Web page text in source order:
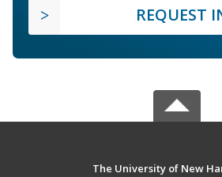
REQUEST
The University of New